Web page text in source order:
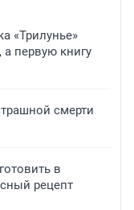
«Трилунье»
первую книгу
смерти
в
рецепт